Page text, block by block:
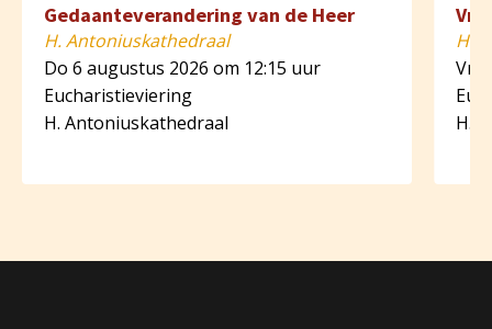
Gedaanteverandering van de Heer
H. Antoniuskathedraal
Do 6 augustus 2026 om 12:15 uur
Eucharistieviering
H. Antoniuskathedraal
H.
Vr
H.